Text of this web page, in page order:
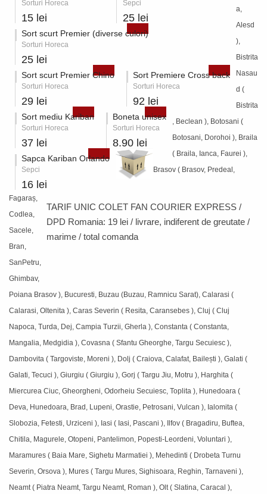
Sorturi Horeca
15 lei
Sepci
25 lei
Sort scurt Premier (diverse culori)
Sorturi Horeca
25 lei
Sort scurt Premier Chino
Sorturi Horeca
29 lei
Sort Premiere Cross back
Sorturi Horeca
92 lei
Sort mediu Kariban
Sorturi Horeca
37 lei
Boneta unisex
Sorturi Horeca
8.90 lei
Sapca Kariban Orlando
Sepci
16 lei
TARIF UNIC COLET FAN COURIER EXPRESS /
DPD Romania: 19 lei / livrare, indiferent de greutate /
marime / total comanda
a,
Alesd
),
Bistrita
Nasau
d (
Bistrita
, Beclean ), Botosani (
Botosani, Dorohoi ), Braila
( Braila, Ianca, Faurei ),
Brasov ( Brasov, Predeal,
Fagaraș,
Codlea,
Sacele,
Bran,
SanPetru,
Ghimbav,
Poiana Brasov ), Bucuresti, Buzau (Buzau, Ramnicu Sarat), Calarasi (
Calarasi, Oltenita ), Caras Severin ( Resita, Caransebes ), Cluj ( Cluj
Napoca, Turda, Dej, Campia Turzii, Gherla ), Constanta ( Constanta,
Mangalia, Medgidia ), Covasna ( Sfantu Gheorghe, Targu Secuiesc ),
Dambovita ( Targoviste, Moreni ), Dolj ( Craiova, Calafat, Bailești ), Galati (
Galati, Tecuci ), Giurgiu ( Giurgiu ), Gorj ( Targu Jiu, Motru ), Harghita (
Miercurea Ciuc, Gheorgheni, Odorheiu Secuiesc, Toplita ), Hunedoara (
Deva, Hunedoara, Brad, Lupeni, Orastie, Petrosani, Vulcan ), Ialomita (
Slobozia, Fetesti, Urziceni ), Iasi ( Iasi, Pascani ), Ilfov ( Bragadiru, Buftea,
Chitila, Magurele, Otopeni, Pantelimon, Popesti-Leordeni, Voluntari ),
Maramures ( Baia Mare, Sighetu Marmatiei ), Mehedinti ( Drobeta Turnu
Severin, Orsova ), Mures ( Targu Mures, Sighisoara, Reghin, Tarnaveni ),
Neamt ( Piatra Neamt, Targu Neamt, Roman ), Olt ( Slatina, Caracal ),